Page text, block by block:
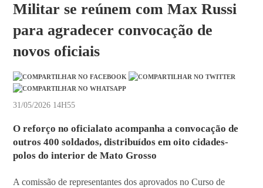
Militar se reúnem com Max Russi
para agradecer convocação de
novos oficiais
31/05/2026 14H55
O reforço no oficialato acompanha a convocação de
outros 400 soldados, distribuídos em oito cidades-
polos do interior de Mato Grosso
A comissão de representantes dos aprovados no Curso de